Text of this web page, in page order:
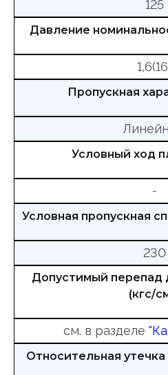
125
Давление
Пропускная
Условный ход
-
Условная пропускная
230
Допустимый
(кгс/
см. в разделе
Относительная утечка